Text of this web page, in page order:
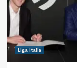
Liga Italia